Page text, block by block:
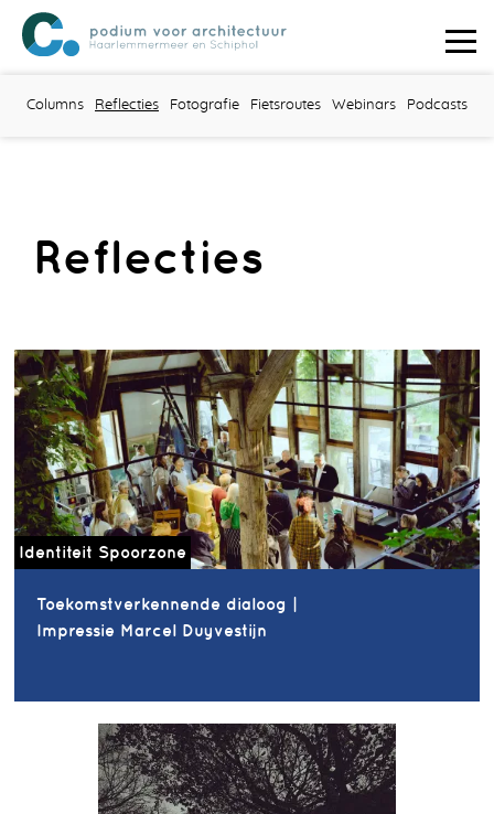
Columns Reflecties Fotografie Fietsroutes Webinars Podcasts
Reflecties
Identiteit Spoorzone
Toekomstverkennende dialoog |
Impressie Marcel Duyvestijn